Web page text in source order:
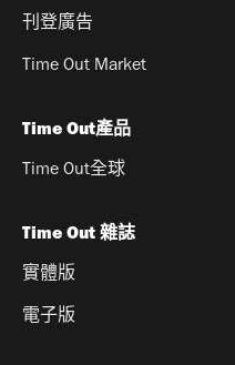
刊登廣告
Time Out Market
Time Out產品
Time Out全球
Time Out 雜誌
實體版
電子版